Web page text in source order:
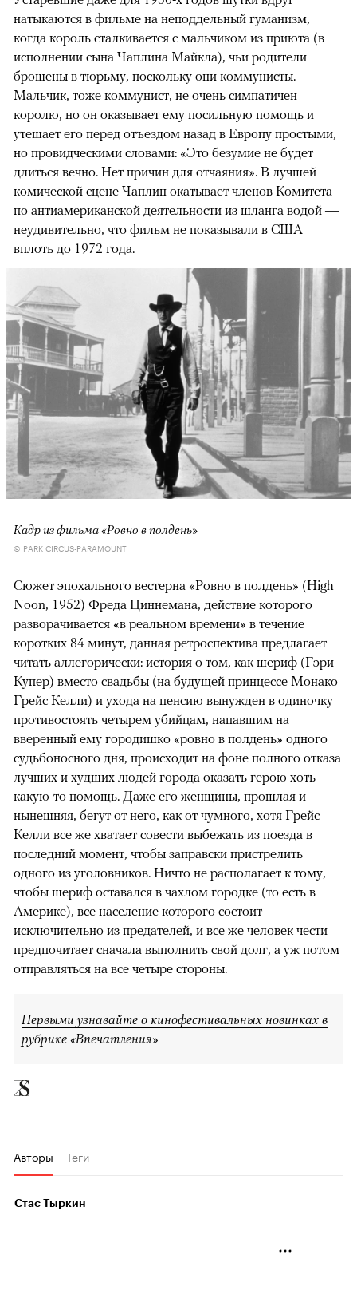
натыкаются в фильме на неподдельный гуманизм,
когда король сталкивается с мальчиком из приюта (в
исполнении сына Чаплина Майкла), чьи родители
брошены в тюрьму, поскольку они коммунисты.
Мальчик, тоже коммунист, не очень симпатичен
королю, но он оказывает ему посильную помощь и
утешает его перед отъездом назад в Европу простыми,
но провидческими словами: «Это безумие не будет
длиться вечно. Нет причин для отчаяния». В лучшей
комической сцене Чаплин окатывает членов Комитета
по антиамериканской деятельности из шланга водой —
неудивительно, что фильм не показывали в США
вплоть до 1972 года.
Кадр из фильма «Ровно в полдень»
© PARK CIRCUS-PARAMOUNT
Сюжет эпохального вестерна «Ровно в полдень» (High
Noon, 1952) Фреда Циннемана, действие которого
разворачивается «в реальном времени» в течение
коротких 84 минут, данная ретроспектива предлагает
читать аллегорически: история о том, как шериф (Гэри
Купер) вместо свадьбы (на будущей принцессе Монако
Грейс Келли) и ухода на пенсию вынужден в одиночку
противостоять четырем убийцам, напавшим на
вверенный ему городишко «ровно в полдень» одного
судьбоносного дня, происходит на фоне полного отказа
лучших и худших людей города оказать герою хоть
какую-то помощь. Даже его женщины, прошлая и
нынешняя, бегут от него, как от чумного, хотя Грейс
Келли все же хватает совести выбежать из поезда в
последний момент, чтобы заправски пристрелить
одного из уголовников. Ничто не располагает к тому,
чтобы шериф оставался в чахлом городке (то есть в
Америке), все население которого состоит
исключительно из предателей, и все же человек чести
предпочитает сначала выполнить свой долг, а уж потом
отправляться на все четыре стороны.
Первыми узнавайте о кинофестивальных новинках в
рубрике «Впечатления»
Авторы Теги
Стас Тыркин